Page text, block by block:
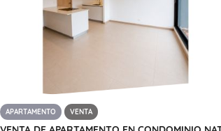
APARTAMENTO VENTA